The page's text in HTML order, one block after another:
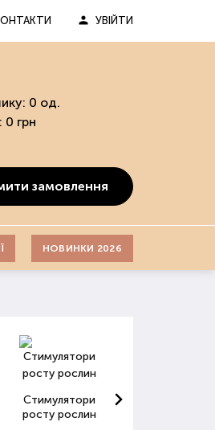
УВІЙТИ
0 од.
0 грн
замовлення
НОВИНКИ 2026
Стимулятори
росту рослин